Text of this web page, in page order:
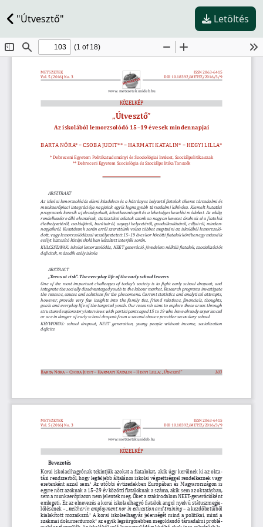
"Útvesztő" Letöltés